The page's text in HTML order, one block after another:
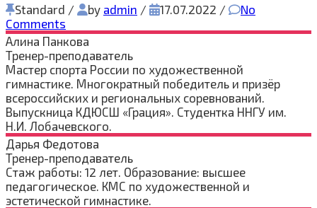
Standard / by admin / 17.07.2022 /
No
Comments
Алина Панкова
Тренер-преподаватель
Мастер спорта России по художественной
гимнастике. Многократный победитель и призёр
всероссийских и региональных соревнований.
Выпускница КДЮСШ «Грация». Студентка ННГУ им.
Н.И. Лобачевского.
Дарья Федотова
Тренер-преподаватель
Стаж работы: 12 лет. Образование: высшее
педагогическое. КМС по художественной и
эстетической гимнастике.